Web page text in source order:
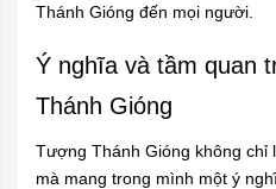
Thánh Gióng đến mọi người.
Ý nghĩa và tầm quan
Thánh Gióng
Tượng Thánh Gióng không chỉ
mà mang trong mình một ý